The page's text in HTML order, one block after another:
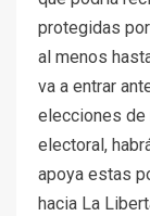
protegidas
al menos
va a entrar
elecciones de
electoral,
apoya estas
hacia La